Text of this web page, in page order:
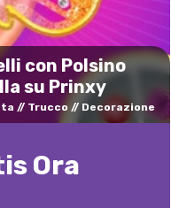
con Polsino
su Prinxy
Trucco Decorazione
Ora